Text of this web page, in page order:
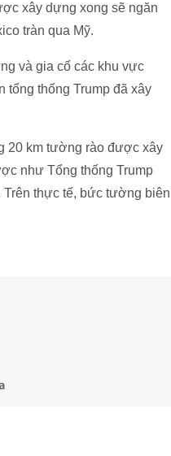
xây dựng xong sẽ ngăn
tràn qua Mỹ.
và gia cố các khu vực
tổng thống Trump đã xây
20 km tường rào được xây
như Tổng thống Trump
thực tế, bức tường biên